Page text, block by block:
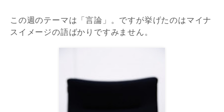
この週のテーマは「言論」。ですが挙げたのはマイナ
スイメージの語ばかりですみません。